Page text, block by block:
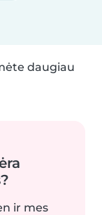
daugiau
ir mes